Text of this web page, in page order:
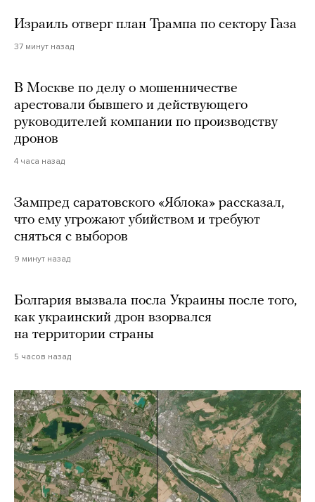
Израиль отверг план Трампа по сектору Газа
37 минут назад
В Москве по делу о мошенничестве
арестовали бывшего и действующего
руководителей компании по производству
дронов
4 часа назад
Зампред саратовского «Яблока» рассказал,
что ему угрожают убийством и требуют
сняться с выборов
9 минут назад
Болгария вызвала посла Украины после того,
как украинский дрон взорвался
на территории страны
5 часов назад